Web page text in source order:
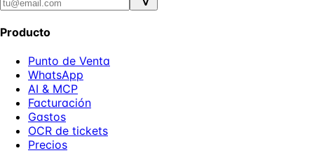
Producto
Punto de Venta
WhatsApp
AI & MCP
Facturación
Gastos
OCR de tickets
Precios